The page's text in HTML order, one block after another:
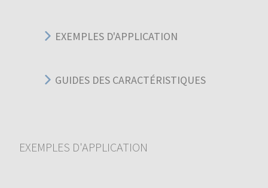
EXEMPLES D'APPLICATION
GUIDES DES CARACTÉRISTIQUES
EXEMPLES D'APPLICATION